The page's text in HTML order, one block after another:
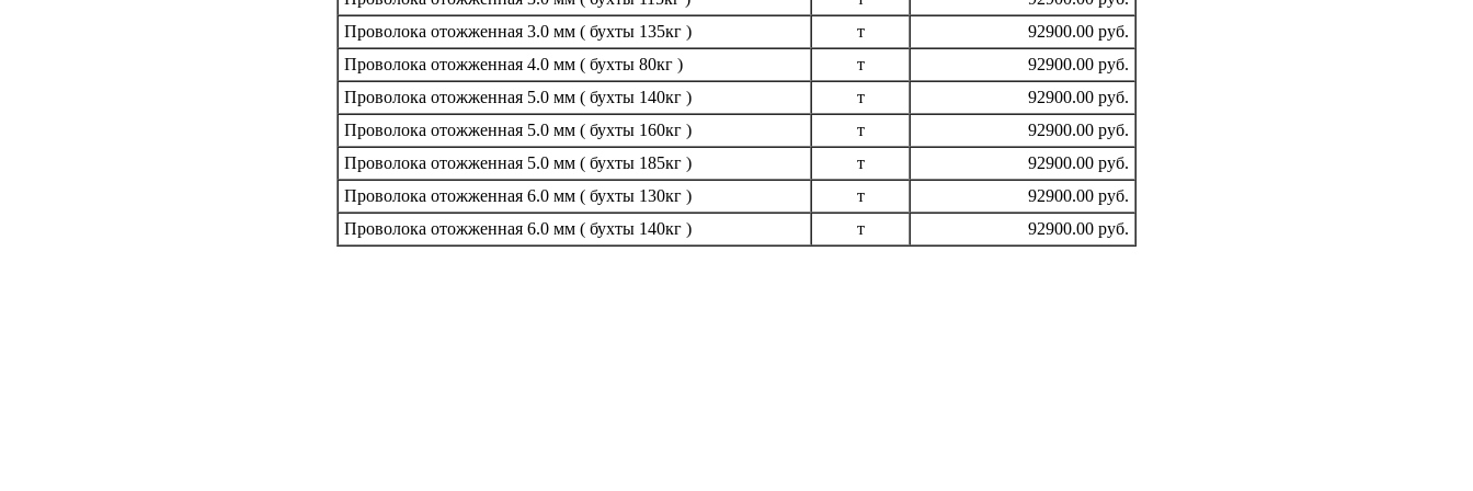
Проволока отожженная 3.0 мм ( бухты 135кг )
т
92900.00 руб.
Проволока отожженная 4.0 мм ( бухты 80кг )
т
92900.00 руб.
Проволока отожженная 5.0 мм ( бухты 140кг )
т
92900.00 руб.
Проволока отожженная 5.0 мм ( бухты 160кг )
т
92900.00 руб.
Проволока отожженная 5.0 мм ( бухты 185кг )
т
92900.00 руб.
Проволока отожженная 6.0 мм ( бухты 130кг )
т
92900.00 руб.
Проволока отожженная 6.0 мм ( бухты 140кг )
т 92900.00 руб.